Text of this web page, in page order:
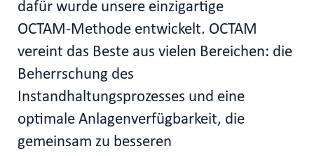
dafür wurde unsere einzigartige
OCTAM‑Methode entwickelt. OCTAM
vereint das Beste aus vielen Bereichen: die
Beherrschung des
Instandhaltungsprozesses und eine
optimale Anlagenverfügbarkeit, die
gemeinsam zu besseren